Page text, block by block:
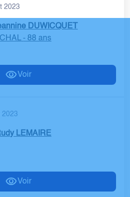
2023
DUWICQUET
- 88 ans
Voir
2023
LEMAIRE
Voir